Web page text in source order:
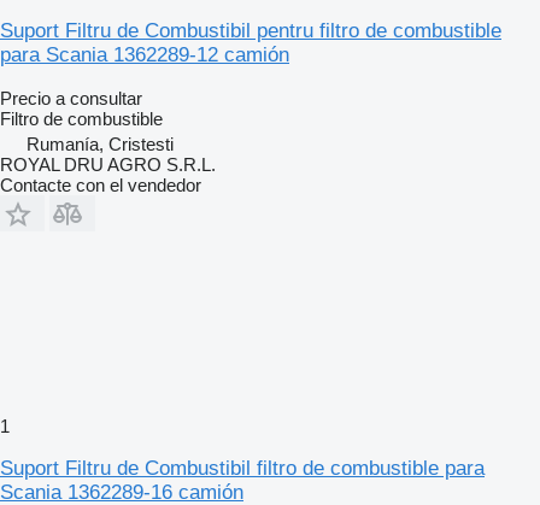
Suport Filtru de Combustibil pentru filtro de combustible
para Scania 1362289-12 camión
Precio a consultar
Filtro de combustible
Rumanía, Cristesti
ROYAL DRU AGRO S.R.L.
Contacte con el vendedor
1
Suport Filtru de Combustibil filtro de combustible para
Scania 1362289-16 camión